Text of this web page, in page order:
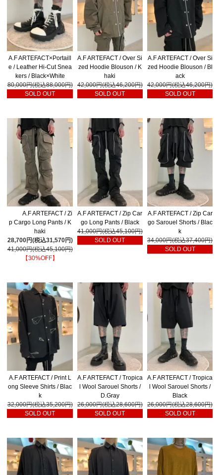
A.F ARTEFACT×Portaill
e / Leather Hi-Cut Snea
kers / Black×White
80,000円(税込88,000円)
SOLD OUT
A.F ARTEFACT / Over Si
zed Hoodie Blouson / K
haki
42,000円(税込46,200円)
SOLD OUT
A.F ARTEFACT / Over Si
zed Hoodie Blouson / Bl
ack
42,000円(税込46,200円)
SOLD OUT
A.F ARTEFACT / Zi
p Cargo Long Pants / K
haki
28,700円(税込31,570円)
41,000円(税込45,100円)
【30%OFF】
A.F ARTEFACT / Zip Car
go Long Pants / Black
41,000円(税込45,100円)
SOLD OUT
A.F ARTEFACT / Zip Car
go Sarouel Shorts / Blac
k
34,000円(税込37,400円)
SOLD OUT
A.F ARTEFACT / Print L
ong Sleeve Shirts / Blac
k
32,000円(税込35,200円)
SOLD OUT
A.F ARTEFACT / Tropica
l Wool Sarouel Shorts /
D.Gray
26,000円(税込28,600円)
SOLD OUT
A.F ARTEFACT / Tropica
l Wool Sarouel Shorts /
Black
26,000円(税込28,600円)
SOLD OUT